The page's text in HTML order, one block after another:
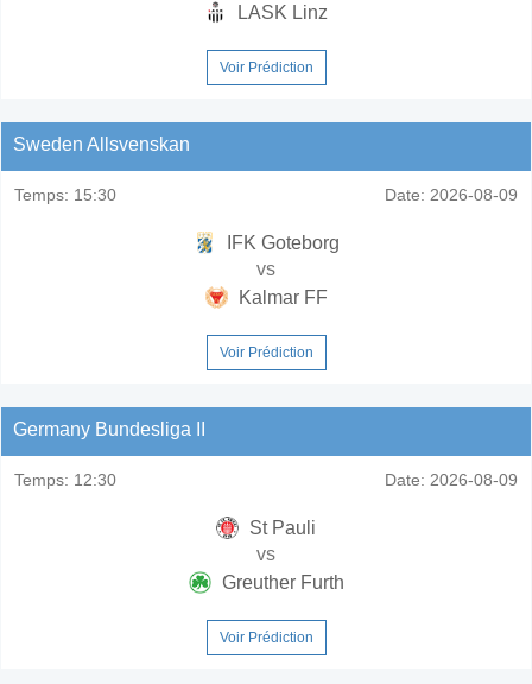
LASK Linz
Voir Prédiction
Sweden Allsvenskan
Temps: 15:30 Date: 2026-08-09
IFK Goteborg
vs
Kalmar FF
Voir Prédiction
Germany Bundesliga II
Temps: 12:30 Date: 2026-08-09
St Pauli
vs
Greuther Furth
Voir Prédiction